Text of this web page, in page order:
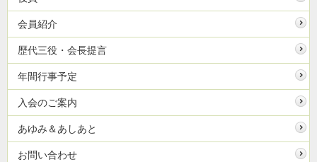
会員紹介
歴代三役・会長提言
年間行事予定
入会のご案内
あゆみ＆あしあと
お問い合わせ